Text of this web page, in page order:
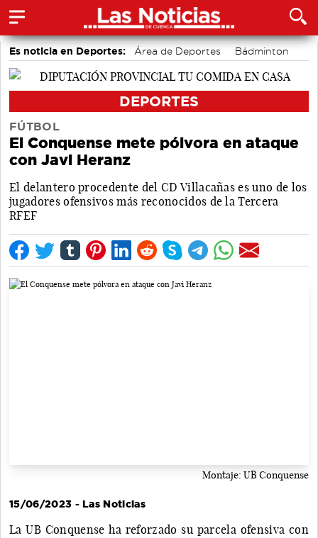
Es noticia en Deportes: Área de Deportes
Bádminton
Fútbol
Piragüismo
DEPORTES
FÚTBOL
El Conquense mete pólvora en ataque
con Javi Heranz
El delantero procedente del CD Villacañas es uno de los
jugadores ofensivos más reconocidos de la Tercera
RFEF
Montaje: UB Conquense
15/06/2023 - Las Noticias
La UB Conquense ha reforzado su parcela ofensiva con